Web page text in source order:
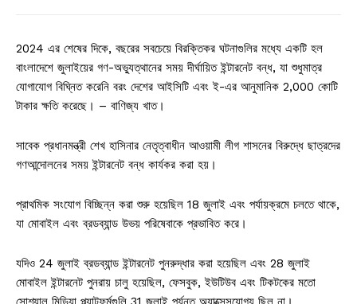
2024 এর শেষের দিকে, বছরের সবচেয়ে বিরক্তিকর ঘটনাগুলির মধ্যে একটি হল
বাংলাদেশে জুলাইয়ের গণ-অভ্যুত্থানের সময় দীর্ঘায়িত ইন্টারনেট বন্ধ, যা শুধুমাত্র
যোগাযোগ বিঘ্নিত করেনি বরং দেশের আইসিটি এবং ই-এর আনুমানিক 2,000 কোটি
টাকার ক্ষতি করেছে। – বাণিজ্য খাত।
সাবেক প্রধানমন্ত্রী শেখ হাসিনার নেতৃত্বাধীন আওয়ামী লীগ শাসনের বিরুদ্ধে ছাত্রদের
গণআন্দোলনের সময় ইন্টারনেট বন্ধ কার্যকর করা হয়।
প্রাথমিক সংযোগ বিচ্ছিন্ন করা শুরু হয়েছিল 18 জুলাই এবং পর্যায়ক্রমে চলতে থাকে,
যা মোবাইল এবং ব্রডব্যান্ড উভয় পরিষেবাকে প্রভাবিত করে।
যদিও 24 জুলাই ব্রডব্যান্ড ইন্টারনেট পুনরুদ্ধার করা হয়েছিল এবং 28 জুলাই
মোবাইল ইন্টারনেট পুনরায় চালু হয়েছিল, ফেসবুক, ইউটিউব এবং টিকটকের মতো